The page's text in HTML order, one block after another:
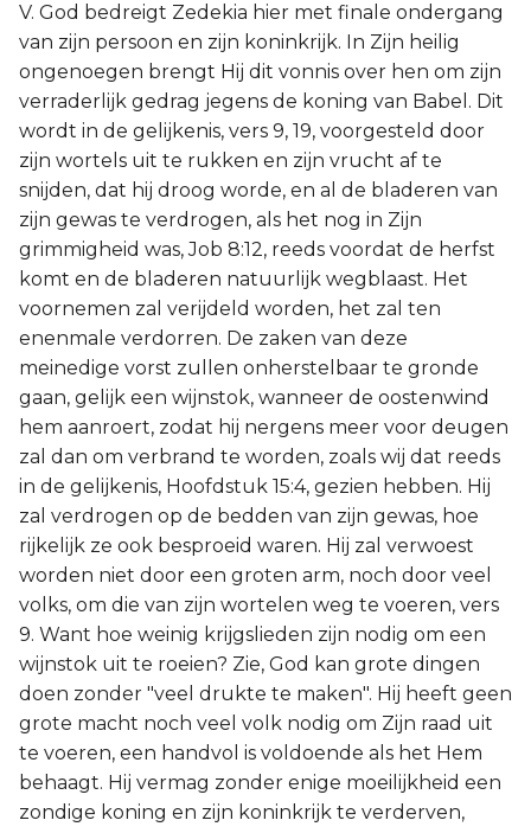
V. God bedreigt Zedekia hier met finale ondergang
van zijn persoon en zijn koninkrijk. In Zijn heilig
ongenoegen brengt Hij dit vonnis over hen om zijn
verraderlijk gedrag jegens de koning van Babel. Dit
wordt in de gelijkenis, vers 9, 19, voorgesteld door
zijn wortels uit te rukken en zijn vrucht af te
snijden, dat hij droog worde, en al de bladeren van
zijn gewas te verdrogen, als het nog in Zijn
grimmigheid was, Job 8:12, reeds voordat de herfst
komt en de bladeren natuurlijk wegblaast. Het
voornemen zal verijdeld worden, het zal ten
enenmale verdorren. De zaken van deze
meinedige vorst zullen onherstelbaar te gronde
gaan, gelijk een wijnstok, wanneer de oostenwind
hem aanroert, zodat hij nergens meer voor deugen
zal dan om verbrand te worden, zoals wij dat reeds
in de gelijkenis, Hoofdstuk 15:4, gezien hebben. Hij
zal verdrogen op de bedden van zijn gewas, hoe
rijkelijk ze ook besproeid waren. Hij zal verwoest
worden niet door een groten arm, noch door veel
volks, om die van zijn wortelen weg te voeren, vers
9. Want hoe weinig krijgslieden zijn nodig om een
wijnstok uit te roeien? Zie, God kan grote dingen
doen zonder "veel drukte te maken". Hij heeft geen
grote macht noch veel volk nodig om Zijn raad uit
te voeren, een handvol is voldoende als het Hem
behaagt. Hij vermag zonder enige moeilijkheid een
zondige koning en zijn koninkrijk te verderven,